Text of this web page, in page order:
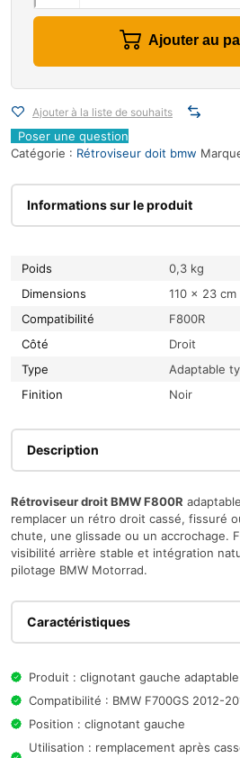
Ajouter au
Ajouter à la liste de souhaits
Poser une question
Catégorie : Rétroviseur doit bmw
Informations sur le produit
Poids
0,3 kg
Dimensions
110 × 23 cm
Compatibilité
F800R
Côté
Droit
Type
Adaptable
Finition
Noir
Description
Rétroviseur droit BMW F800R
remplacer un rétro droit cassé, fissuré
chute, une glissade ou un accrochage.
visibilité arrière stable et intégration
pilotage BMW Motorrad.
Caractéristiques
Produit : clignotant gauche
Compatibilité : BMW F700GS 2012-
Position : clignotant gauche
Utilisation : remplacement après